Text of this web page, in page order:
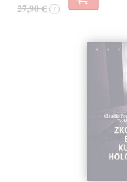
27,90 € ?